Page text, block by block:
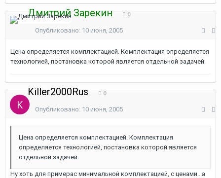
Дмитрий Зарекин 0
Опубликовано: 10 июня, 2005
Цена определяется комплектацией. Комплектация определяется
технологией, постановка которой является отдельной задачей.
Killer2000Rus 0
Опубликовано: 10 июня, 2005
Цена определяется комплектацией. Комплектация
определяется технологией, постановка которой является
отдельной задачей.
Ну хоть для примерас минимальной комплектацией, с ценами...а